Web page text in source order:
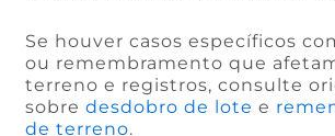
Se houver casos específicos
ou remembramento que
terreno e registros, consulte
sobredesdobro de lote e
de terreno.